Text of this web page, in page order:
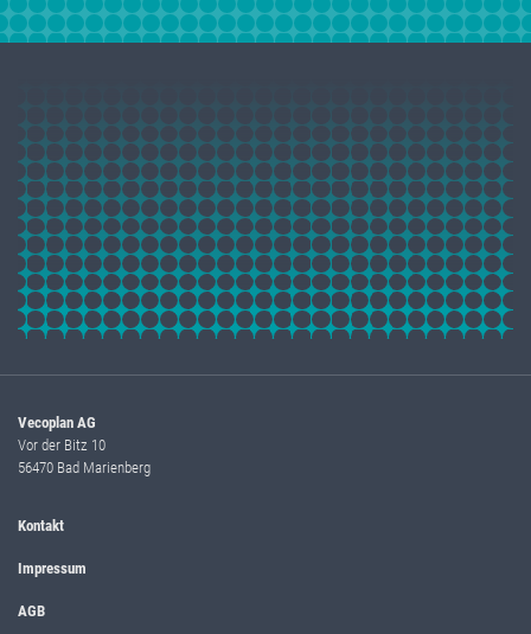
Vecoplan AG
Vor der Bitz 10
56470 Bad Marienberg
Kontakt
Impressum
AGB